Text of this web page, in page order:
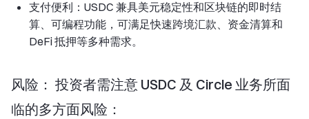
支付便利：USDC 兼具美元稳定性和区块链的即时结
算、可编程功能，可满足快速跨境汇款、资金清算和
DeFi 抵押等多种需求。
风险： 投资者需注意 USDC 及 Circle 业务所面
临的多方面风险：